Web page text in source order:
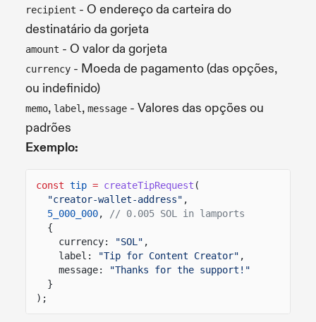
recipient - O endereço da carteira do
destinatário da gorjeta
amount - O valor da gorjeta
currency - Moeda de pagamento (das opções,
ou indefinido)
memo, label , message - Valores das opções ou
padrões
Exemplo:
const tip = createTipRequest (
"creator-wallet-address" ,
5_000_000,
// 0.005 SOL in lamports
{
currency:
"SOL" ,
label:
"Tip for Content Creator" ,
message:
"Thanks for the support!"
}
);